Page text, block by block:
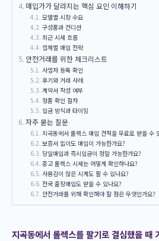
매입가가 달라지는 핵심 요인 이해하기
모델별 시장 수요
구성품과 컨디션
최근 시세 흐름
업체별 매입 전략
안전거래를 위한 체크리스트
사업자 등록 확인
후기와 거래 사례
계약서 작성 여부
정품 확인 절차
입금 방식과 타이밍
자주 묻는 질문
지곡동에서 롤렉스 매입 견적을 무료로 받을 수
보증서 없이도 매입이 가능한가요?
당일매입과 즉시입금이 정말 가능한가요?
중고 롤렉스 시세는 어떻게 확인하나요?
사용감이 많은 시계도 팔 수 있나요?
전국 출장매입도 받을 수 있나요?
안전거래를 위해 확인해야 할 점은 무엇인가요?
지곡동에서 롤렉스를 팔기로 결심했을 때